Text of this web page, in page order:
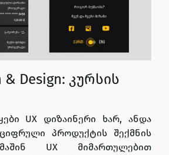
& Design: კურსის
UX დიზაინერი ხარ, ანდა
პროდუქტის შექმნის
UX მიმართულებით